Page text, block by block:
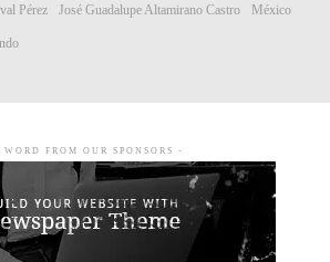
Pérez José Guadalupe Altamirano Castro México
FROM OUR SPONSORS -